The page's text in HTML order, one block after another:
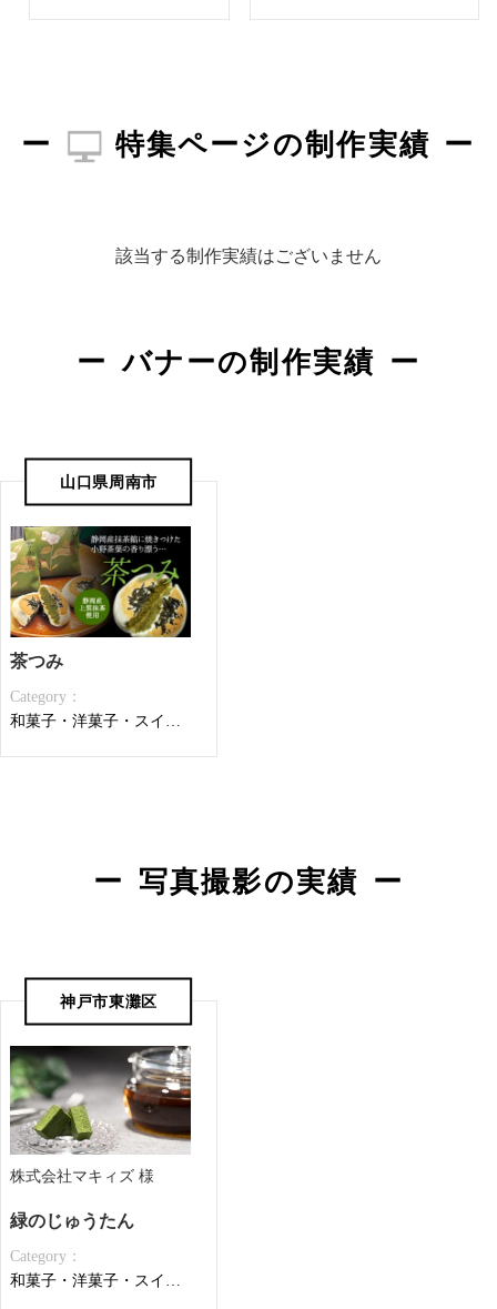
特集ページの制作実績
該当する制作実績はございません
バナーの制作実績
山口県周南市
茶つみ
Category：
和菓子・洋菓子・スイーツ
写真撮影の実績
神戸市東灘区
株式会社マキィズ 様
緑のじゅうたん
Category：
和菓子・洋菓子・スイーツ